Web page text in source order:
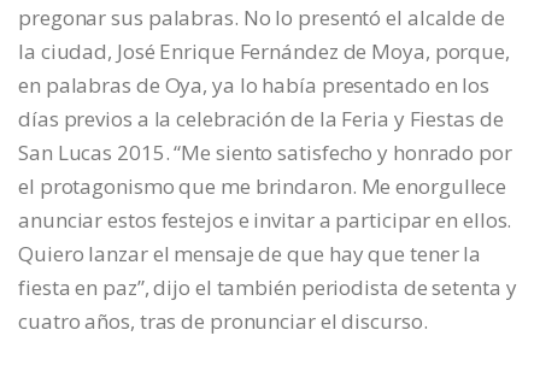
pregonar sus palabras. No lo presentó el alcalde de
la ciudad, José Enrique Fernández de Moya, porque,
en palabras de Oya, ya lo había presentado en los
días previos a la celebración de la Feria y Fiestas de
San Lucas 2015. “Me siento satisfecho y honrado por
el protagonismo que me brindaron. Me enorgullece
anunciar estos festejos e invitar a participar en ellos.
Quiero lanzar el mensaje de que hay que tener la
fiesta en paz”, dijo el también periodista de setenta y
cuatro años, tras de pronunciar el discurso.